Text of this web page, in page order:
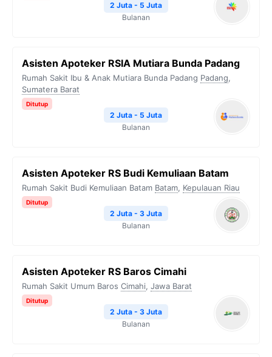
2 Juta - 5 Juta
Bulanan
Asisten Apoteker RSIA Mutiara Bunda Padang
Rumah Sakit Ibu & Anak Mutiara Bunda Padang Padang,
Sumatera Barat
Ditutup
2 Juta - 5 Juta
Bulanan
Asisten Apoteker RS Budi Kemuliaan Batam
Rumah Sakit Budi Kemuliaan Batam Batam, Kepulauan Riau
Ditutup
2 Juta - 3 Juta
Bulanan
Asisten Apoteker RS Baros Cimahi
Rumah Sakit Umum Baros Cimahi, Jawa Barat
Ditutup
2 Juta - 3 Juta
Bulanan